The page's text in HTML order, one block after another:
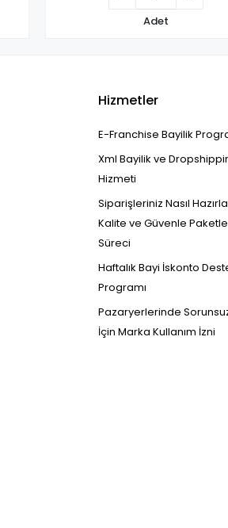
Adet
Hizmetler
E-Franchise Bayilik
Xml Bayilik ve
Hizmeti
Siparişleriniz Nasıl
Kalite ve Güvenle
Süreci
Haftalık Bayi İskonto
Programı
Pazaryerlerinde
İçin Marka Kullanım İzni